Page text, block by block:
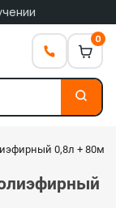
0
0,8л + 80мл